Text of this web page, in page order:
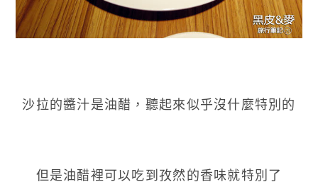
沙拉的醬汁是油醋，聽起來似乎沒什麼特別的
但是油醋裡可以吃到孜然的香味就特別了